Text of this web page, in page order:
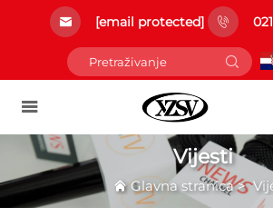
[email protected]
Vijesti
Glavna stranica>